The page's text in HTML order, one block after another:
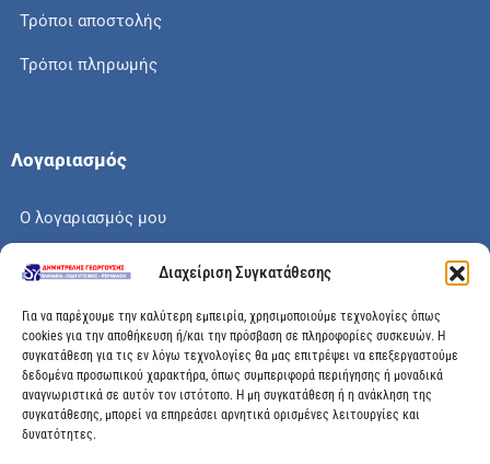
Διαχείριση Συγκατάθεσης
Για να παρέχουμε την καλύτερη εμπειρία, χρησιμοποιούμε τεχνολογίες όπως
cookies για την αποθήκευση ή/και την πρόσβαση σε πληροφορίες συσκευών. Η
συγκατάθεση για τις εν λόγω τεχνολογίες θα μας επιτρέψει να επεξεργαστούμε
δεδομένα προσωπικού χαρακτήρα, όπως συμπεριφορά περιήγησης ή μοναδικά
αναγνωριστικά σε αυτόν τον ιστότοπο. Η μη συγκατάθεση ή η ανάκληση της
συγκατάθεσης, μπορεί να επηρεάσει αρνητικά ορισμένες λειτουργίες και
δυνατότητες.
Τρόποι αποστολής
Τρόποι πληρωμής
Λογαριασμός
Ο λογαριασμός μου
Το καλάθι μου
Check out
Διεύθυνση